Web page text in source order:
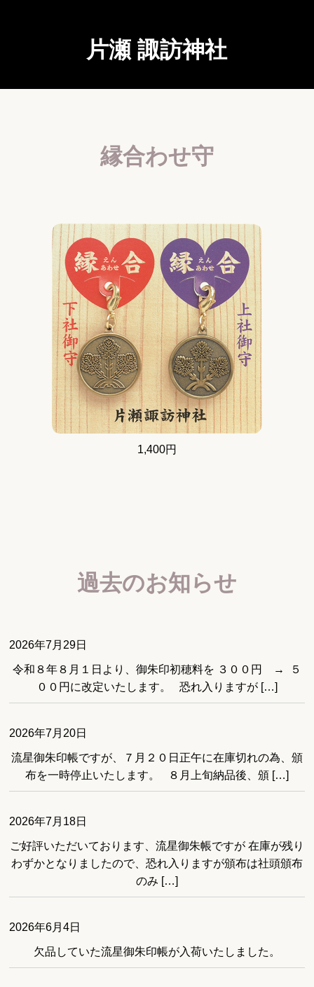
片瀬 諏訪神社
縁合わせ守
1,400円
過去のお知らせ
2026年7月29日
令和８年８月１日より、御朱印初穂料を ３００円 → ５
００円に改定いたします。 恐れ入りますが […]
2026年7月20日
流星御朱印帳ですが、７月２０日正午に在庫切れの為、頒
布を一時停止いたします。 ８月上旬納品後、頒 […]
2026年7月18日
ご好評いただいております、流星御朱帳ですが 在庫が残り
わずかとなりましたので、恐れ入りますが頒布は社頭頒布
のみ […]
2026年6月4日
欠品していた流星御朱印帳が入荷いたしました。